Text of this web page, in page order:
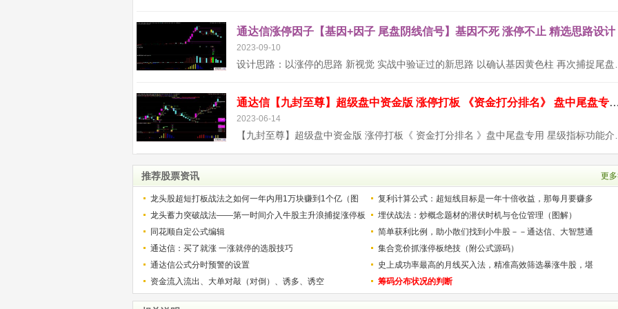
通达信涨停因子【基因+因子 尾盘阴线信号】基因不死 涨停不止 精选思路设计
2023-09-10
设计思路：以涨停的思路
通达信【九封至尊】超级盘中资金版 涨停打板 《资金打分排名》 盘中尾盘专用 星级指标
2023-06-14
【九封至尊】超级盘中资
推荐股票资讯 更
龙头股超短打板战法之如何一年内用1万块赚到1个亿（图
解）
复利计算公式：超短线目标是一年十倍收益，那每月要赚多
少？
龙头蓄力突破战法——第一时间介入牛股主升浪捕捉涨停板
的技巧（图解）
埋伏战法：炒概念题材的潜伏时机与仓位管理（图解）
同花顺自定公式编辑
简单获利比例，助小散们找到小牛股－－通达信、大智慧通
用
通达信：买了就涨 一涨就停的选股技巧
集合竞价抓涨停板绝技（附公式源码）
通达信公式分时预警的设置
史上成功率最高的月线买入法，精准高效筛选暴涨牛股，堪
称选股法宝！
资金流入流出、大单对敲（对倒）、诱多、诱空 筹码分布状况的判断